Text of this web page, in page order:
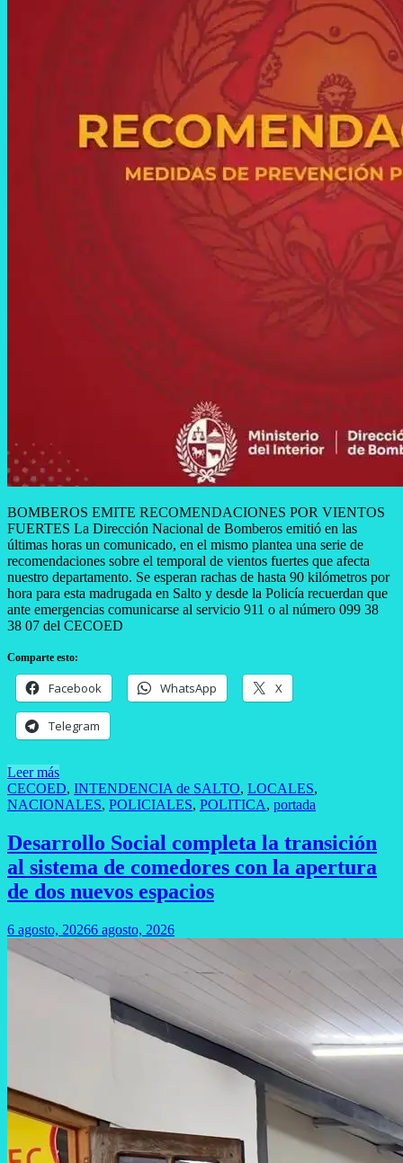
BOMBEROS EMITE RECOMENDACIONES POR VIENTOS
FUERTES La Dirección Nacional de Bomberos emitió en las
últimas horas un comunicado, en el mismo plantea una serie de
recomendaciones sobre el temporal de vientos fuertes que afecta
nuestro departamento. Se esperan rachas de hasta 90 kilómetros por
hora para esta madrugada en Salto y desde la Policía recuerdan que
ante emergencias comunicarse al servicio 911 o al número 099 38
38 07 del CECOED
Comparte esto:
Facebook WhatsApp X
Telegram
Leer más
CECOED, INTENDENCIA de SALTO, LOCALES,
NACIONALES, POLICIALES, POLITICA, portada
Desarrollo Social completa la transición
al sistema de comedores con la apertura
de dos nuevos espacios
6 agosto, 20266 agosto, 2026